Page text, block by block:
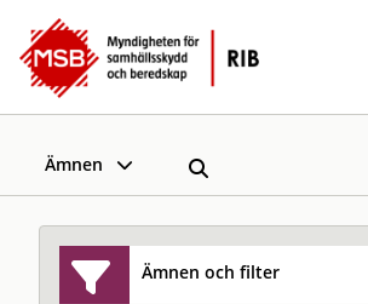
Ämnen
Ämnen och filter